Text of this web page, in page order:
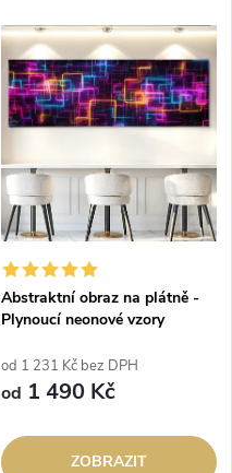
Abstraktní obraz na plátně -
Plynoucí neonové vzory
od 1 231 Kč bez DPH
od 1 490 Kč
ZOBRAZIT